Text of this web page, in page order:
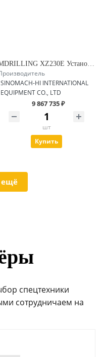
MDRILLING XZ230E Установка ГНБ
SINOMACH-HI INTERNATIONAL
EQUIPMENT CO., LTD
9 867 735 ₽
шт
Купить
ещё
спецтехники
сотрудничаем на